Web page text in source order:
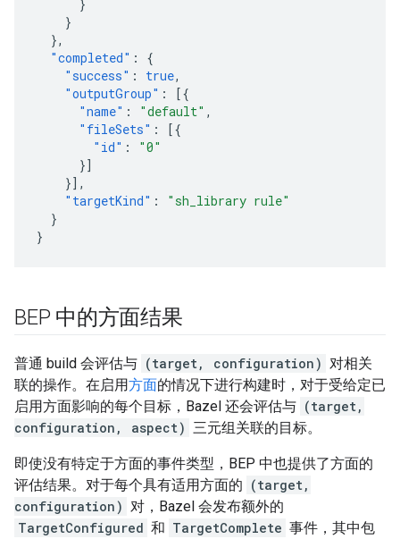
}
}
},
"completed" :
{
"success" : true,
"outputGroup" :
[{
"name" : "default" ,
"fileSets" :
[{
"id" :
"0"
}]
}],
"targetKind" :
"sh_library rule"
}
}
BEP 中的方面结果
普通 build 会评估与 (target, configuration) 对相关
联的操作。在启用方面的情况下进行构建时，对于受给定已
启用方面影响的每个目标，Bazel 还会评估与 (target,
configuration, aspect) 三元组关联的目标。
即使没有特定于方面的事件类型，BEP 中也提供了方面的
评估结果。对于每个具有适用方面的 (target,
configuration) 对，Bazel 会发布额外的
TargetConfigured 和 TargetComplete 事件，其中包